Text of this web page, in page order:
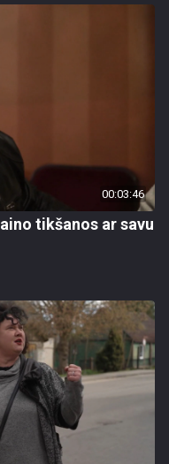
00:03:46
tikšanos ar savu